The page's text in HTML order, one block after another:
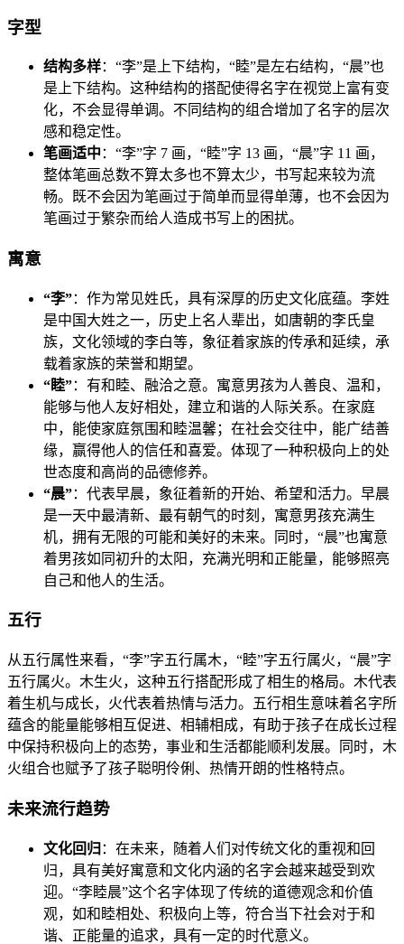
字型
结构多样：“李”是上下结构，“睦”是左右结构，“晨”也
是上下结构。这种结构的搭配使得名字在视觉上富有变
化，不会显得单调。不同结构的组合增加了名字的层次
感和稳定性。
笔画适中 ：“李”字 7 画，“睦”字 13 画，“晨”字 11 画，
整体笔画总数不算太多也不算太少，书写起来较为流
畅。既不会因为笔画过于简单而显得单薄，也不会因为
笔画过于繁杂而给人造成书写上的困扰。
寓意
“李”：作为常见姓氏，具有深厚的历史文化底蕴。李姓
是中国大姓之一，历史上名人辈出，如唐朝的李氏皇
族，文化领域的李白等，象征着家族的传承和延续，承
载着家族的荣誉和期望。
“睦”：有和睦、融洽之意。寓意男孩为人善良、温和，
能够与他人友好相处，建立和谐的人际关系。在家庭
中，能使家庭氛围和睦温馨；在社会交往中，能广结善
缘，赢得他人的信任和喜爱。体现了一种积极向上的处
世态度和高尚的品德修养。
“晨”：代表早晨，象征着新的开始、希望和活力。早晨
是一天中最清新、最有朝气的时刻，寓意男孩充满生
机，拥有无限的可能和美好的未来。同时，“晨”也寓意
着男孩如同初升的太阳，充满光明和正能量，能够照亮
自己和他人的生活。
五行
从五行属性来看，“李”字五行属木，“睦”字五行属火，“晨”字
五行属火。木生火，这种五行搭配形成了相生的格局。木代表
着生机与成长，火代表着热情与活力。五行相生意味着名字所
蕴含的能量能够相互促进、相辅相成，有助于孩子在成长过程
中保持积极向上的态势，事业和生活都能顺利发展。同时，木
火组合也赋予了孩子聪明伶俐、热情开朗的性格特点。
未来流行趋势
文化回归 ：在未来，随着人们对传统文化的重视和回
归，具有美好寓意和文化内涵的名字会越来越受到欢
迎。“李睦晨”这个名字体现了传统的道德观念和价值
观，如和睦相处、积极向上等，符合当下社会对于和
谐、正能量的追求，具有一定的时代意义。